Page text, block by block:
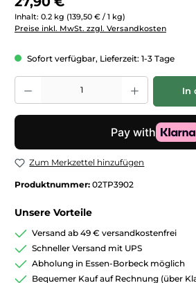
Inhalt: 0.2 kg (139,50 € / 1 kg)
Preise inkl. MwSt. zzgl. Versandkosten
Sofort verfügbar, Lieferzeit: 1-3 Tage
Produkt Anzahl: Gib den gewünschten Wert
In
Zum Merkzettel hinzufügen
Produktnummer: 02TP3902
Unsere Vorteile
Versand ab 49 € versandkostenfrei
Schneller Versand mit UPS
Abholung in Essen-Borbeck möglich
Bequemer Kauf auf Rechnung (über